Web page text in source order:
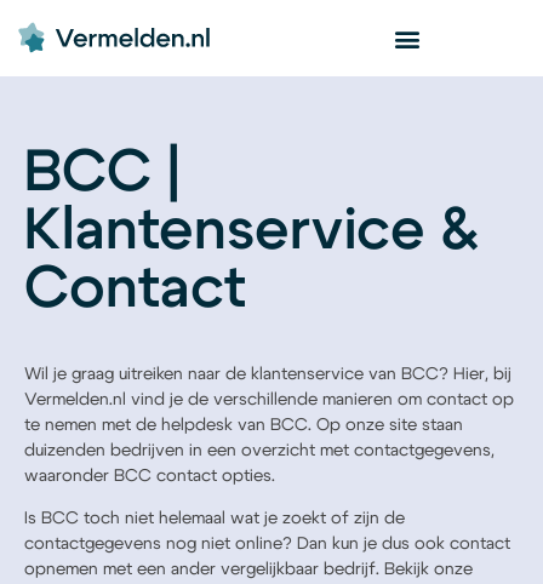
BCC |
Klantenservice &
Contact
Wil je graag uitreiken naar de klantenservice van BCC? Hier, bij
Vermelden.nl vind je de verschillende manieren om contact op
te nemen met de helpdesk van BCC. Op onze site staan
duizenden bedrijven in een overzicht met contactgegevens,
waaronder BCC contact opties.
Is BCC toch niet helemaal wat je zoekt of zijn de
contactgegevens nog niet online? Dan kun je dus ook contact
opnemen met een ander vergelijkbaar bedrijf. Bekijk onze